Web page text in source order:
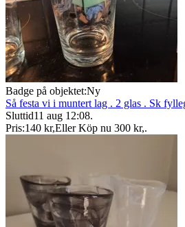
Badge på objektet:Ny
Så festa vi i muntert lag . 2 glas . Sk
Sluttid11 aug 12:08.
Pris:140 kr,Eller Köp nu 300 kr,.